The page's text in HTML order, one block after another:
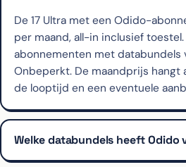
De 17 Ultra met een Odido-
per maand, all-in inclusief
abonnementen met databundels
Onbeperkt. De maandprijs hangt
de looptijd en een eventuele
Welke databundels heeft Odido